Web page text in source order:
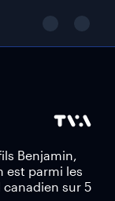
Benjamin,
est parmi les
sur 5